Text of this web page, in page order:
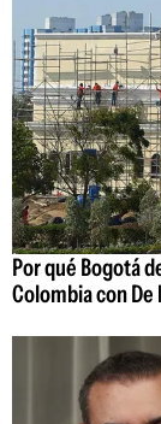
Por qué Bogotá
Colombia con